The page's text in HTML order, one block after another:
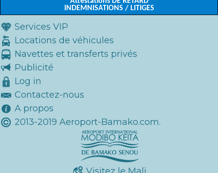
INDEMNISATIONS / LITIGES
Services VIP
Locations de véhicules
Navettes et transferts privés
Publicité
Log in
Contactez-nous
A propos
2013-2019 Aeroport-Bamako.com.